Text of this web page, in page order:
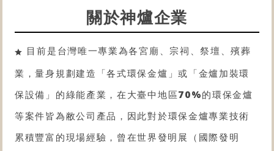
關於神爐企業
目前是台灣唯一專業為各宮廟、宗祠、祭壇、殯葬
業，量身規劃建造「各式環保金爐 」或「金爐 加裝環
保設備 」的綠能產業，在大臺中地區70%的環保金爐
等案件皆為敝公司產品，因此對於環保金爐專業技術
累積豐富的現場經驗，曾在世界發明展（國際發明